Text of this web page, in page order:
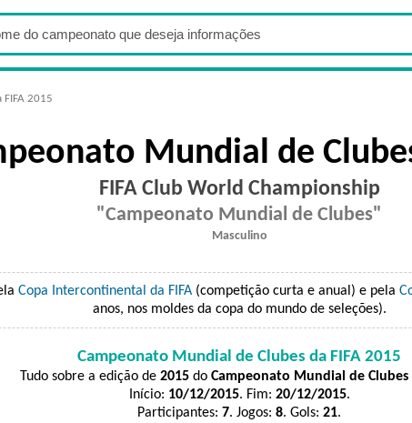
2015
Mundial de
FIFA Club World Championship
Campeonato Mundial de Clubes
Masculino
Copa Intercontinental da FIFA(competição curta e anual) e pela
anos, nos moldes da copa do mundo de seleções).
Campeonato Mundial de Clubes da FIFA 2015
Tudo sobre a edição de 2015do Campeonato Mundial de Clubes
Início: 10/12/2015. Fim: 20/12/2015.
Participantes: 7. Jogos: 8. Gols: 21.